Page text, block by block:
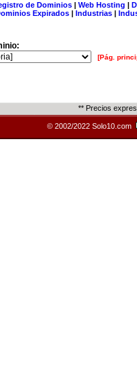
de Dominios| Web Hosting |
Expirados | Industrias |
[Pág.
** Precios
© 2002/2022 Solo10.com